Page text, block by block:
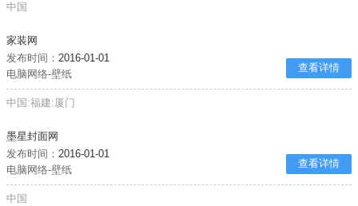
中国
家装网
发布时间：2016-01-01
电脑网络-壁纸
查看详情
中国:福建:厦门
墨星封面网
发布时间：2016-01-01
电脑网络-壁纸
查看详情
中国